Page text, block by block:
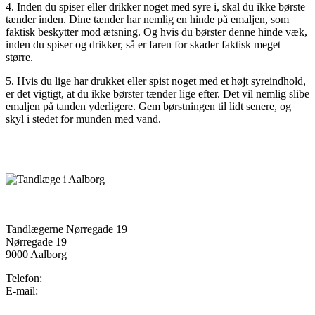
4. Inden du spiser eller drikker noget med syre i, skal du ikke børste
tænder inden. Dine tænder har nemlig en hinde på emaljen, som
faktisk beskytter mod ætsning. Og hvis du børster denne hinde væk,
inden du spiser og drikker, så er faren for skader faktisk meget
større.
5. Hvis du lige har drukket eller spist noget med et højt syreindhold,
er det vigtigt, at du ikke børster tænder lige efter. Det vil nemlig slibe
emaljen på tanden yderligere. Gem børstningen til lidt senere, og
skyl i stedet for munden med vand.
Tandlægerne Nørregade 19
Nørregade 19
9000 Aalborg
Telefon:
E-mail: